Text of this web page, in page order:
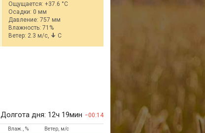
Ощущается: +37.6 °C
Осадки: 0 мм
Давление: 757 мм
Влажность: 71%
Ветер: 2.3 м/с,
С
Долгота дня: 12ч 19мин 00:14
Влаж., % Ветер, м/с